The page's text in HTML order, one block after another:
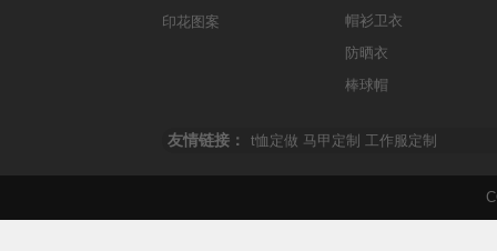
印花图案
帽衫卫衣
防晒衣
棒球帽
友情链接： t恤定做 马甲定制 工作服定制